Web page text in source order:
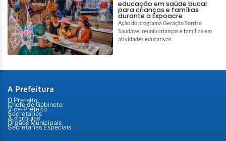
educação em saúde bucal
para crianças e famílias
durante a Expoacre
Ação do programa Geração Sorriso
Saudável reuniu crianças e famílias em
atividades educativas
A Prefeitura
O Prefeito
Chefe de Gabinete
Vice-Prefeito
Secretarias
Autarquias
Órgãos Municipais
Secretarias Especiais